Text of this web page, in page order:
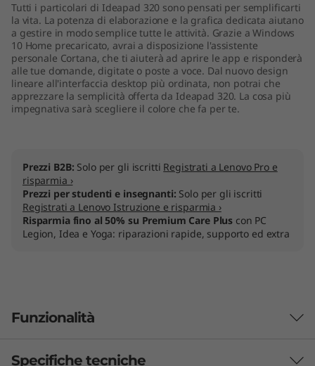
Tutti i particolari di Ideapad 320 sono pensati per semplificarti
la vita. La potenza di elaborazione e la grafica dedicata aiutano
a gestire in modo semplice tutte le attività. Grazie a Windows
10 Home precaricato, avrai a disposizione l'assistente
personale Cortana, che ti aiuterà ad aprire le app e risponderà
alle tue domande, digitate o poste a voce. Dal nuovo design
lineare all'interfaccia desktop più ordinata, non potrai che
apprezzare la semplicità offerta da Ideapad 320. La cosa più
impegnativa sarà scegliere il colore che fa per te.
Prezzi B2B: Solo per gli iscritti Registrati a Lenovo Pro e
risparmia ›
Prezzi per studenti e insegnanti: Solo per gli iscritti
Registrati a Lenovo Istruzione e risparmia ›
Risparmia fino al 50% su Premium Care Plus con PC
Legion, Idea e Yoga: riparazioni rapide, supporto ed extra
Funzionalità
Specifiche tecniche